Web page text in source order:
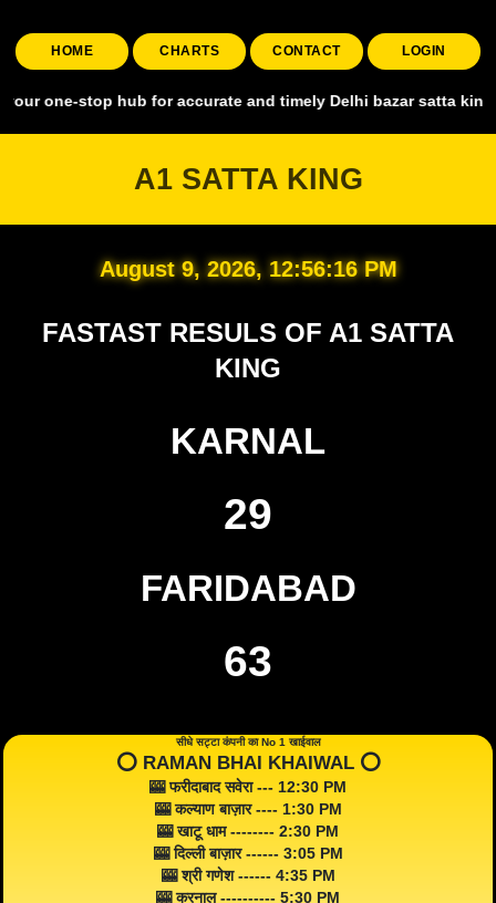
HOME CHARTS CONTACT LOGIN
hub for accurate and timely Delhi bazar satta king,
A1 SATTA KING
August 9, 2026, 12:56:17 PM
FASTAST RESULS OF A1 SATTA
KING
KARNAL
29
FARIDABAD
63
सीधे सट्टा कंपनी का No 1 खाईवाल
⭕️ RAMAN BHAI KHAIWAL ⭕️
🎰 फरीदाबाद सवेरा --- 12:30 PM
🎰 कल्याण बाज़ार ---- 1:30 PM
🎰 खाटू धाम -------- 2:30 PM
🎰 दिल्ली बाज़ार ------ 3:05 PM
🎰 श्री गणेश ------ 4:35 PM
🎰 करनाल ---------- 5:30 PM